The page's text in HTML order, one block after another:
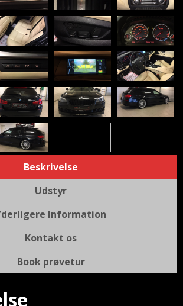
Beskrivelse
Udstyr
Information
Kontakt os
Book prøvetur